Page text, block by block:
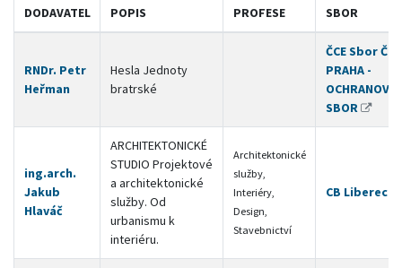
DODAVATEL POPIS PROFESE SBOR
RNDr. Petr
Heřman
Hesla Jednoty
bratrské
ČCE Sbor ČCE
PRAHA -
SBOR
ing.arch.
Jakub
Hlaváč
ARCHITEKTONICKÉ
STUDIO Projektové
a architektonické
služby. Od
urbanismu k
interiéru.
Architektonické
služby,
Interiéry,
Design,
Stavebnictví
CB Liberec